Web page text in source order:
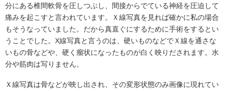
分にある椎間軟骨を圧しつぶし、間接からでている神経を圧迫して
痛みを起こすと言われています。Ｘ線写真を見れば確かに私の場合
もそうなっていました。だから真直ぐにするために手術をするとい
うことでした。X線写真と言うのは、硬いものなどでＸ線を通さな
いもの骨などや、硬く瘤状になったものが白く映りだされます。水
分や筋肉は写りません。
Ｘ線写真は骨などが映し出され、その変形状態のみ画像に現れてい